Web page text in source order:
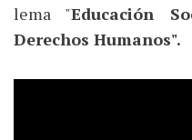
lema "Educación
Derechos Humanos".